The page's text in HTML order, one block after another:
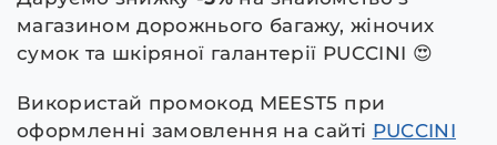
магазином дорожнього багажу, жіночих
сумок та шкіряної галантерії PUCCINI 😍
Використай промокод MEEST5 при
оформленні замовлення на сайті PUCCINI